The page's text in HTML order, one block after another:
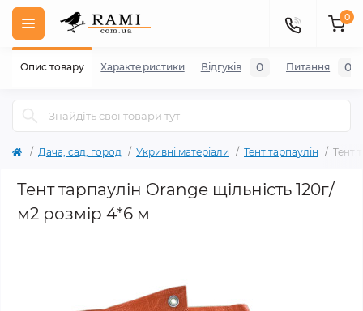
0
Дача, сад, город Укривні матеріали Тент тарпаулін Тент
Тент тарпаулін Orange щільність 120г/
м2 розмір 4*6 м
Опис товару Характеристики Відгуків 0 Питання 0